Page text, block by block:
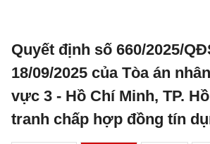
Quyết định số 660/2025/
18/09/2025 của Tòa án
vực 3 - Hồ Chí Minh, TP.
tranh chấp hợp đồng tín